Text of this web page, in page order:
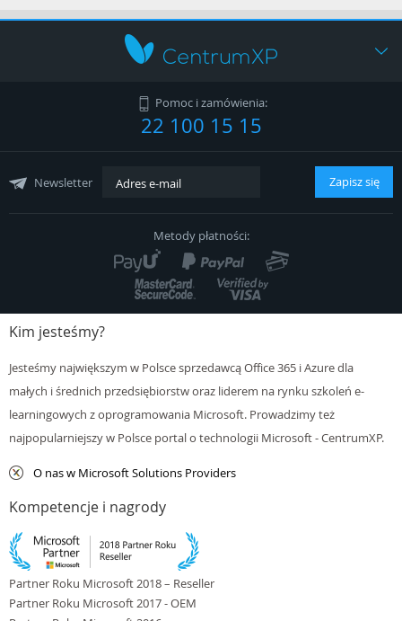
Jak kupić?
Regulamin
Kontakt
Pomoc i zamówienia:
22 100 15 15
Newsletter Zapisz się
Metody płatności:
Kim jesteśmy?
Jesteśmy największym w Polsce sprzedawcą Office 365 i Azure dla
małych i średnich przedsiębiorstw oraz liderem na rynku szkoleń e-
learningowych z oprogramowania Microsoft. Prowadzimy też
najpopularniejszy w Polsce portal o technologii Microsoft - CentrumXP.
O nas w Microsoft Solutions Providers
Kompetencje i nagrody
Partner Roku Microsoft 2018 – Reseller
Partner Roku Microsoft 2017 - OEM